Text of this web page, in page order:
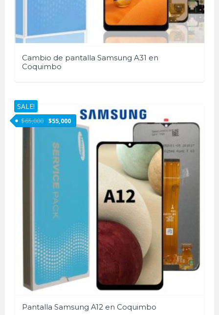
Cambio de pantalla Samsung A31 en
Coquimbo
SALE!
Pantalla Samsung A12 en Coquimbo
$65,000 $55,000